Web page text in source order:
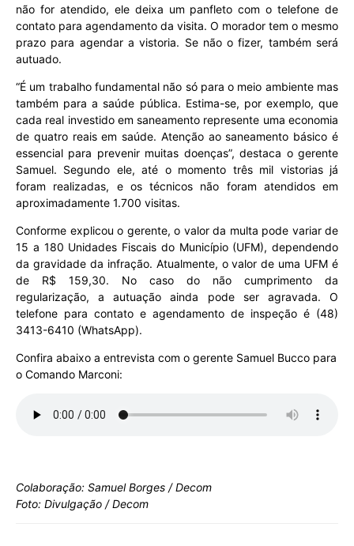
não for atendido, ele deixa um panfleto com o telefone de
contato para agendamento da visita. O morador tem o mesmo
prazo para agendar a vistoria. Se não o fizer, também será
autuado.
“É um trabalho fundamental não só para o meio ambiente mas
também para a saúde pública. Estima-se, por exemplo, que
cada real investido em saneamento represente uma economia
de quatro reais em saúde. Atenção ao saneamento básico é
essencial para prevenir muitas doenças”, destaca o gerente
Samuel. Segundo ele, até o momento três mil vistorias já
foram realizadas, e os técnicos não foram atendidos em
aproximadamente 1.700 visitas.
Conforme explicou o gerente, o valor da multa pode variar de
15 a 180 Unidades Fiscais do Município (UFM), dependendo
da gravidade da infração. Atualmente, o valor de uma UFM é
de R$ 159,30. No caso do não cumprimento da
regularização, a autuação ainda pode ser agravada. O
telefone para contato e agendamento de inspeção é (48)
3413-6410 (WhatsApp).
Confira abaixo a entrevista com o gerente Samuel Bucco para
o Comando Marconi:
Colaboração: Samuel Borges / Decom
Foto: Divulgação / Decom